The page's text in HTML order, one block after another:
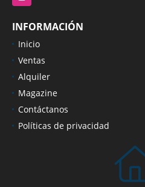
INFORMACIÓN
Inicio
Ventas
Alquiler
Magazine
Contáctanos
Políticas de privacidad